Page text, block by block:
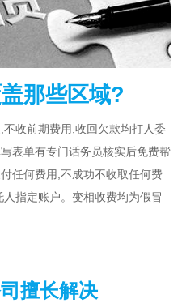
那些区域?
收前期费用,收回欠款均打人委
表单有专门话务员核实后免费帮
任何费用,不成功不收取任何费
指定账户。变相收费均为假冒
擅长解决